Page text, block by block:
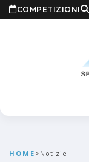
COMPETIZIONI
HOME > Notizie